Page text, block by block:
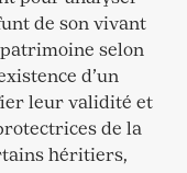
de son vivant
selon
d’un
leur validité et
de la
héritiers,